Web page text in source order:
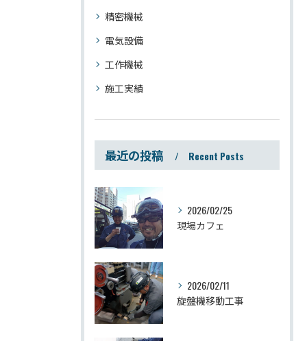
精密機械
電気設備
工作機械
施工実績
最近の投稿 Recent Posts
2026/02/25
現場カフェ
2026/02/11
旋盤機移動工事